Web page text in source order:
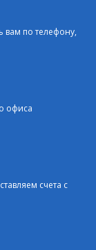
вам по телефону,
офиса
счета с